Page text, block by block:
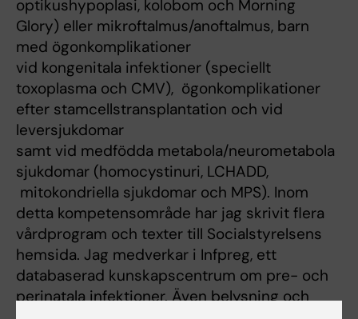
optikushypoplasi, kolobom och Morning
Glory) eller mikroftalmus/anoftalmus, barn
med ögonkomplikationer
vid kongenitala infektioner (speciellt
toxoplasma och CMV), ögonkomplikationer
efter stamcellstransplantation och vid
leversjukdomar
samt vid medfödda metabola/neurometabola
sjukdomar (homocystinuri, LCHADD,
mitokondriella sjukdomar och MPS). Inom
detta kompetensområde har jag skrivit flera
vårdprogram och texter till Socialstyrelsens
hemsida. Jag medverkar i Infpreg, ett
databaserad kunskapscentrum om pre- och
perinatala infektioner. Även belysning och